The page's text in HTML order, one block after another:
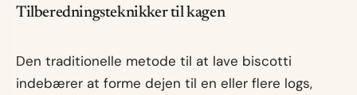
Tilberedningsteknikker til kagen
Den traditionelle metode til at lave biscotti
indebærer at forme dejen til en eller flere logs,